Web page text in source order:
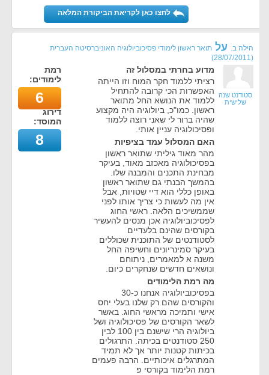
לחצו כאן לקריאת הביקורת המלאה
הילה ב. על תואר ראשון לימודי פסיכוביולוגיה האוניברסיטה העברית
(
28/07/2011
)
סטודנט שנה
שלישית
מדוע בחרתי במסלול זה
רציתי ללמוד חקר המוח וזו הייתה
האפשרות הכי קרובה להתחיל
ללמוד את הנושא החל מתואר
ראשון. כמו"כ, ביולוגיה היה מקצוע
שהיה ברור לי שאני רוצה ללמוד
ופסיכולוגיה עניין אותי.
האם המסלול עמד בציפיות
מהר מאוד גיליתי שתואר ראשון
בפסיכולוגיה מאכזב מאוד, בעיקר
מבחינת התכנים והמבנה שלו.
בהמשך הבנתי גם שתואר ראשון
באופן כללי הוא דיי שטויות, אבל
אין מה לעשות כי צריך אותו לפני
שממשיכים הלאה. ראשי החוג
לפסיכוביולוגיה אכן מנסים להעשיר
בקורסים שהינם בלעדיים
לסטודנטים של התוכנית שכוללים
בעיקר סמינריונים וחשיפה החל
משנה א למאמרים, ניתוחם
ונושאים חדשים שנחקרים כיום.
מה רמת הלימודים
בפסיכוביולוגיה אנחנו כ-30
והקורסים שהם רק שלנו בעלי יחס
אישי ותמיכה מראשי החוג. באשר
לשאר הקורסים של פסיכולוגיה ושל
ביולוגיה הרי שישנם בין 100 לבין
250 סטודנטים בכיתה. התרגולים
בכיתות קטנות יותר אך לא תמיד
המתרגלים איכותיים. הרבה פעמים
רמת הלימוד בקורסי פ
רמת
לימודים:
6
דירוג
המוסד:
8